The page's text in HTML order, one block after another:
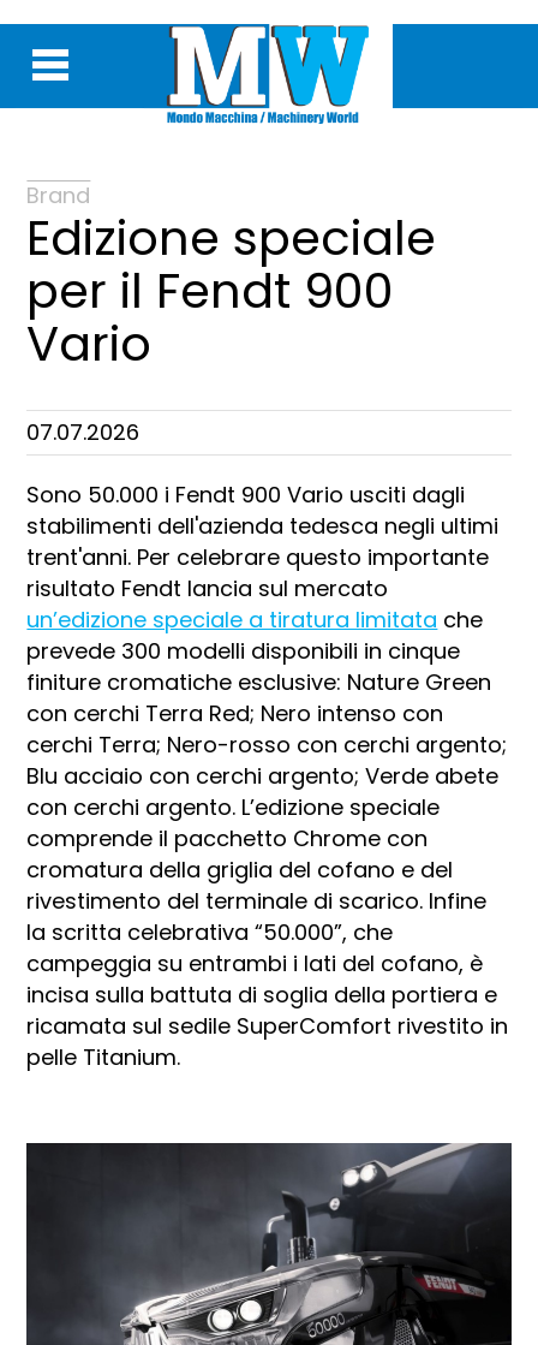
Brand
Edizione speciale
per il Fendt 900
Vario
07.07.2026
Sono 50.000 i Fendt 900 Vario usciti dagli
stabilimenti dell'azienda tedesca negli ultimi
trent'anni. Per celebrare questo importante
risultato Fendt lancia sul mercato
un’edizione speciale a tiratura limitata che
prevede 300 modelli disponibili in cinque
finiture cromatiche esclusive: Nature Green
con cerchi Terra Red; Nero intenso con
cerchi Terra; Nero-rosso con cerchi argento;
Blu acciaio con cerchi argento; Verde abete
con cerchi argento. L’edizione speciale
comprende il pacchetto Chrome con
cromatura della griglia del cofano e del
rivestimento del terminale di scarico. Infine
la scritta celebrativa “50.000”, che
campeggia su entrambi i lati del cofano, è
incisa sulla battuta di soglia della portiera e
ricamata sul sedile SuperComfort rivestito in
pelle Titanium.